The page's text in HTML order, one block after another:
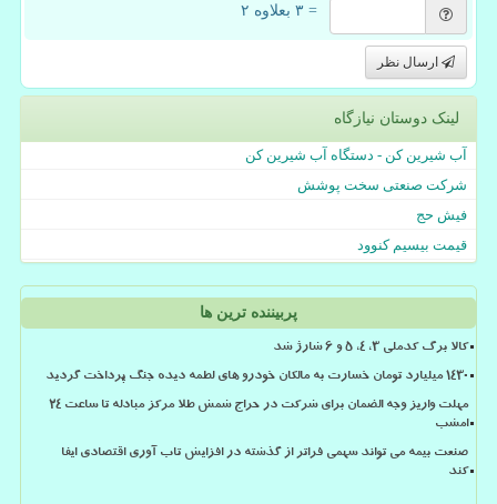
= ۳ بعلاوه ۲
ارسال نظر
لینک دوستان نیازگاه
آب شیرین کن - دستگاه آب شیرین کن
شرکت صنعتی سخت پوشش
فیش حج
قیمت بیسیم کنوود
پربیننده ترین ها
کالا برگ کدملی 3، 4، 5 و 6 شارژ شد
۱۴۳۰ میلیارد تومان خسارت به مالکان خودرو های لطمه دیده جنگ پرداخت گردید
مهلت واریز وجه الضمان برای شرکت در حراج شمش طلا مرکز مبادله تا ساعت ۲۴
امشب
صنعت بیمه می تواند سهمی فراتر از گذشته در افزایش تاب آوری اقتصادی ایفا
کند